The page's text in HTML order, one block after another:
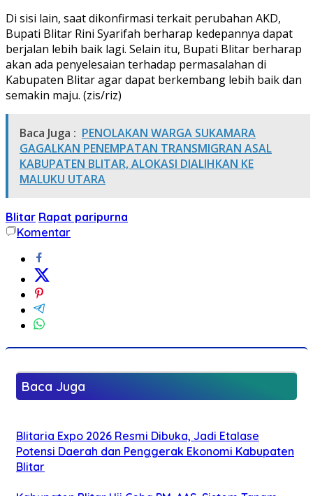
Di sisi lain, saat dikonfirmasi terkait perubahan AKD,
Bupati Blitar Rini Syarifah berharap kedepannya dapat
berjalan lebih baik lagi. Selain itu, Bupati Blitar berharap
akan ada penyelesaian terhadap permasalahan di
Kabupaten Blitar agar dapat berkembang lebih baik dan
semakin maju. (zis/riz)
Baca Juga : PENOLAKAN WARGA SUKAMARA
GAGALKAN PENEMPATAN TRANSMIGRAN ASAL
KABUPATEN BLITAR, ALOKASI DIALIHKAN KE
MALUKU UTARA
Blitar Rapat paripurna
Komentar
Baca Juga
Blitaria Expo 2026 Resmi Dibuka, Jadi Etalase
Potensi Daerah dan Penggerak Ekonomi Kabupaten
Blitar